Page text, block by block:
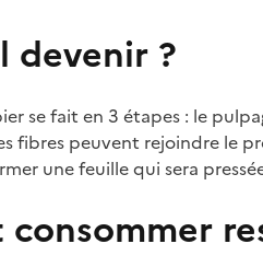
devenir ?
se fait en 3 étapes : le
fibres peuvent rejoindre le
une feuille qui sera